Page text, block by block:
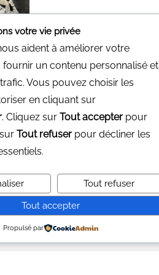
pour vous.
n'avons pas de magasin
pouvez nous contacter par mail
votre vie privée
aident à améliorer votre
fournir un contenu personnalisé et
Vous pouvez choisir les
en cliquant sur
. Cliquez sur Tout accepter pour
Tout refuser pour décliner les
Tout refuser
Tout accepter
Propulsé par